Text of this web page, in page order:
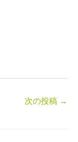
次の投稿 →